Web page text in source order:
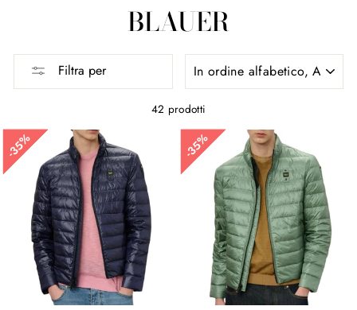
BLAUER
Filtra per
PER
42 prodotti
35%
35% 35%
35%